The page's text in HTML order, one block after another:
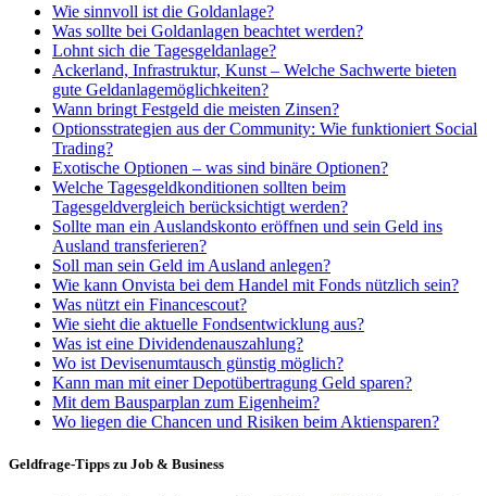
Wie sinnvoll ist die Goldanlage?
Was sollte bei Goldanlagen beachtet werden?
Lohnt sich die Tagesgeldanlage?
Ackerland, Infrastruktur, Kunst – Welche Sachwerte bieten
gute Geldanlagemöglichkeiten?
Wann bringt Festgeld die meisten Zinsen?
Optionsstrategien aus der Community: Wie funktioniert Social
Trading?
Exotische Optionen – was sind binäre Optionen?
Welche Tagesgeldkonditionen sollten beim
Tagesgeldvergleich berücksichtigt werden?
Sollte man ein Auslandskonto eröffnen und sein Geld ins
Ausland transferieren?
Soll man sein Geld im Ausland anlegen?
Wie kann Onvista bei dem Handel mit Fonds nützlich sein?
Was nützt ein Financescout?
Wie sieht die aktuelle Fondsentwicklung aus?
Was ist eine Dividendenauszahlung?
Wo ist Devisenumtausch günstig möglich?
Kann man mit einer Depotübertragung Geld sparen?
Mit dem Bausparplan zum Eigenheim?
Wo liegen die Chancen und Risiken beim Aktiensparen?
Geldfrage-Tipps zu Job & Business